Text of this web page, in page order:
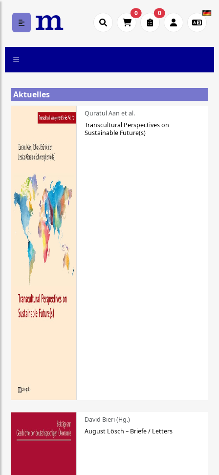
0 0
Aktuelles
Quratul Aan et al.
Transcultural Perspectives on
Sustainable Future(s)
David Bieri (Hg.)
August Lösch – Briefe / Letters